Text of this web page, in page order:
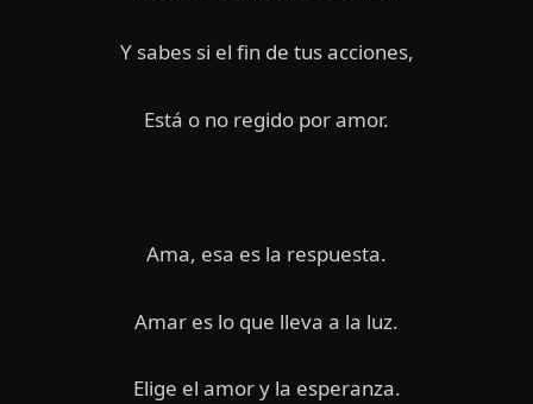
Y sabes si el fin de tus acciones,
Está o no regido por amor.
Ama, esa es la respuesta.
Amar es lo que lleva a la luz.
Elige el amor y la esperanza.